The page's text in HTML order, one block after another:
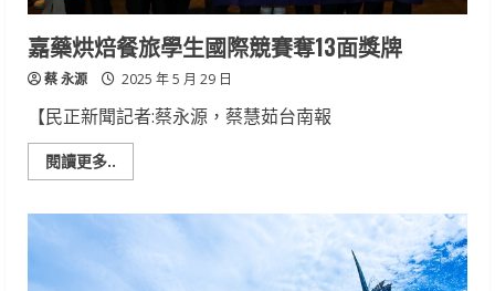
大
刀
傷
口
不
3
公
分
嘉藥烘焙餐旅學生國際競賽奪13面獎牌
蔡 永源 2025 年 5 月 29 日
【民正新聞記者:蔡永源，蔡慧茹台南報
閱讀更多..
more